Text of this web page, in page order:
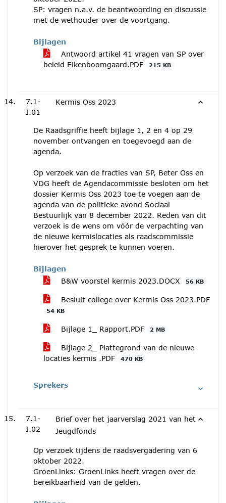
SP: vragen n.a.v. de beantwoording en discussie
met de wethouder over de voortgang.
Bijlagen
Antwoord artikel 41 vragen van SP over
beleid Eikenboomgaard.PDF
215 KB
7.1-
I.01
Kermis Oss 2023
De Raadsgriffie heeft bijlage 1, 2 en 4 op 29
november ontvangen en toegevoegd aan de
agenda.
Op verzoek van de fracties van SP, Beter Oss en
VDG heeft de Agendacommissie besloten om het
dossier Kermis Oss 2023 toe te voegen aan de
agenda van de politieke avond Sociaal
Bestuurlijk van 8 december 2022. Reden van dit
verzoek is de wens om vóór de verpachting van
de nieuwe kermislocaties als raadscommissie
hierover het gesprek te kunnen voeren.
Bijlagen
B&W voorstel kermis 2023.DOCX
56 KB
Besluit college over Kermis Oss 2023.PDF
54 KB
Bijlage 1_ Rapport.PDF 2 MB
Bijlage 2_ Plattegrond van de nieuwe
locaties kermis .PDF
470 KB
Sprekers
7.1-
I.02
Brief over het jaarverslag 2021 van het
Jeugdfonds
Op verzoek tijdens de raadsvergadering van 6
oktober 2022.
GroenLinks: GroenLinks heeft vragen over de
bereikbaarheid van de gelden.